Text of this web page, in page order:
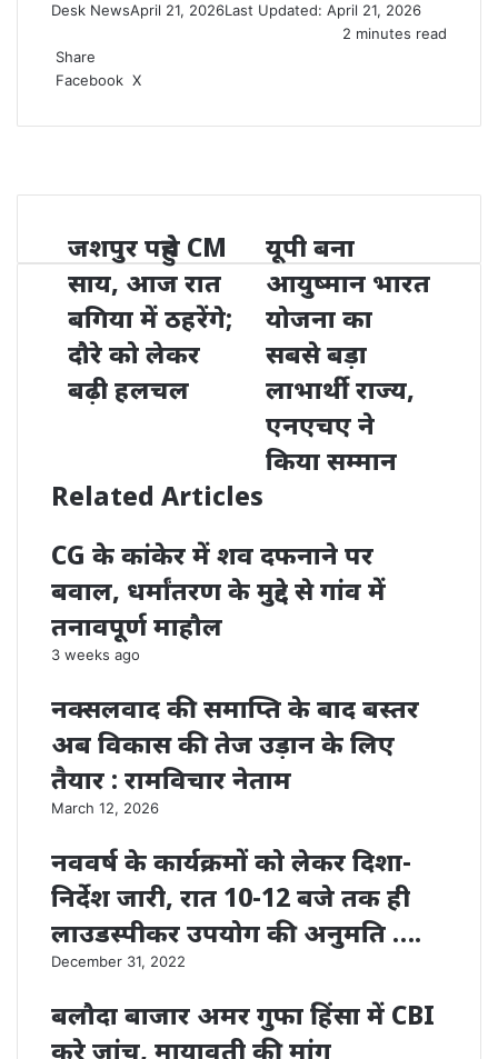
Desk NewsApril 21, 2026Last Updated: April 21, 2026
2 minutes read
Share
Facebook X
Email
जशपुर पहुंचे CM
साय, आज रात
बगिया में ठहरेंगे;
दौरे को लेकर
बढ़ी हलचल
यूपी बना
आयुष्मान भारत
योजना का
सबसे बड़ा
लाभार्थी राज्य,
एनएचए ने
किया सम्मान
Related Articles
CG के कांकेर में शव दफनाने पर
बवाल, धर्मांतरण के मुद्दे से गांव में
तनावपूर्ण माहौल
3 weeks ago
नक्सलवाद की समाप्ति के बाद बस्तर
अब विकास की तेज उड़ान के लिए
तैयार : रामविचार नेताम
March 12, 2026
नववर्ष के कार्यक्रमों को लेकर दिशा-
निर्देश जारी, रात 10-12 बजे तक ही
लाउडस्पीकर उपयोग की अनुमति ….
December 31, 2022
बलौदा बाजार अमर गुफा हिंसा में CBI
करे जांच, मायावती की मांग